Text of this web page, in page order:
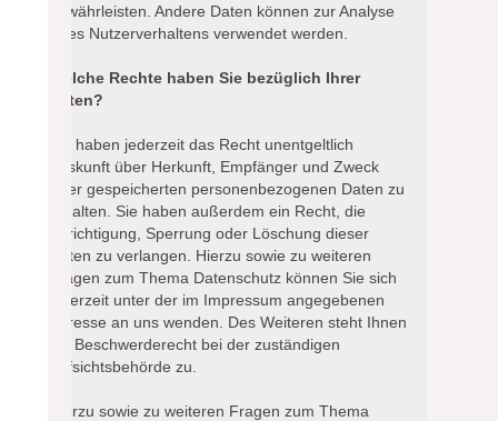
gewährleisten. Andere Daten können zur Analyse
Ihres Nutzerverhaltens verwendet werden.
Welche Rechte haben Sie bezüglich Ihrer
Daten?
Sie haben jederzeit das Recht unentgeltlich
Auskunft über Herkunft, Empfänger und Zweck
Ihrer gespeicherten personenbezogenen Daten zu
erhalten. Sie haben außerdem ein Recht, die
Berichtigung, Sperrung oder Löschung dieser
Daten zu verlangen. Hierzu sowie zu weiteren
Fragen zum Thema Datenschutz können Sie sich
jederzeit unter der im Impressum angegebenen
Adresse an uns wenden. Des Weiteren steht Ihnen
ein Beschwerderecht bei der zuständigen
Aufsichtsbehörde zu.
Hierzu sowie zu weiteren Fragen zum Thema